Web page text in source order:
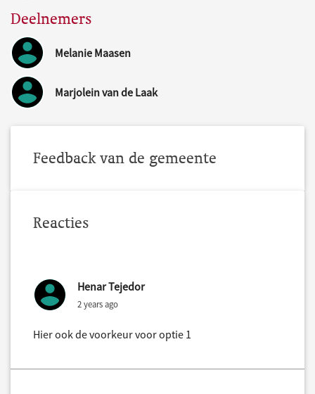
Deelnemers
Melanie Maasen
Marjolein van de Laak
Feedback van de gemeente
Reacties
Henar Tejedor
2 years ago
Hier ook de voorkeur voor optie 1